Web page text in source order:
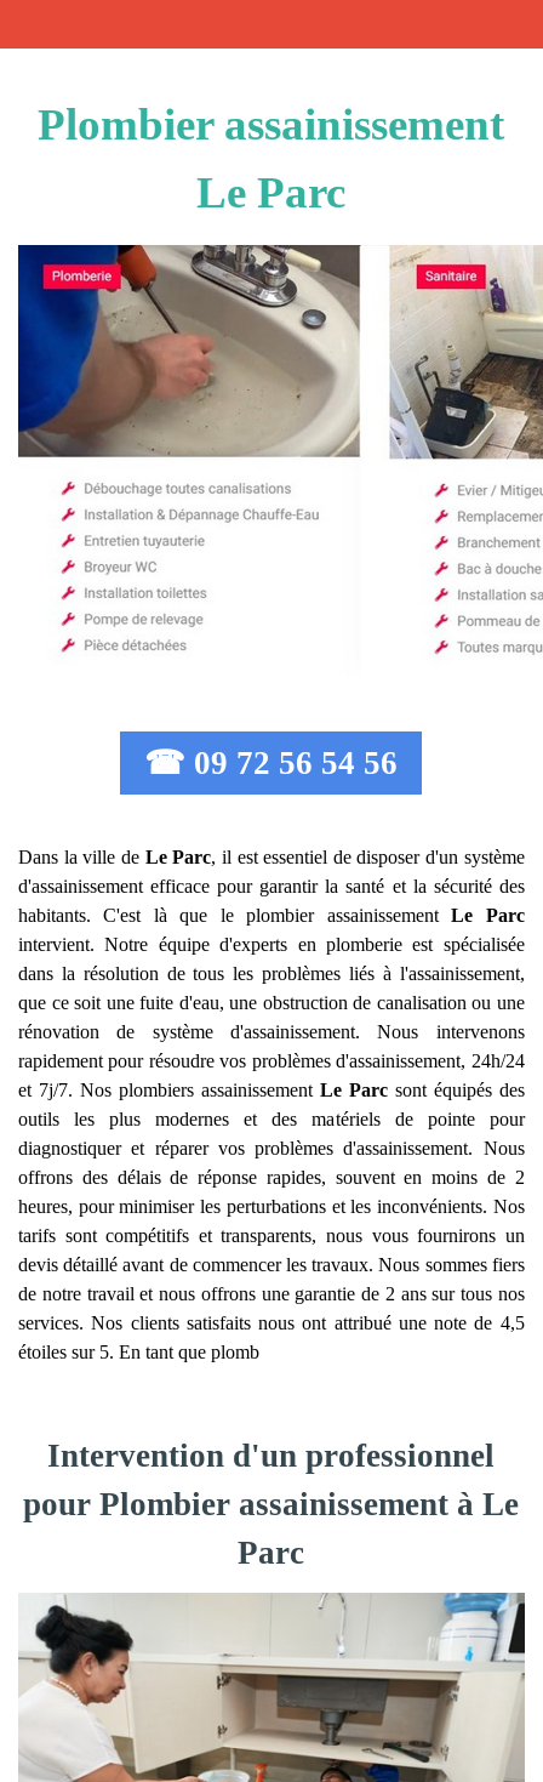
Plombier assainissement
Le Parc
☎ 09 72 56 54 56
Dans la ville de Le Parc, il est essentiel de disposer d'un système
d'assainissement efficace pour garantir la santé et la sécurité des
habitants. C'est là que le plombier assainissementLe Parc
intervient. Notre équipe d'experts en plomberie est spécialisée
dans la résolution de tous les problèmes liés à l'assainissement,
que ce soit une fuite d'eau, une obstruction de canalisation ou une
rénovation de système d'assainissement. Nous intervenons
rapidement pour résoudre vos problèmes d'assainissement, 24h/24
et 7j/7. Nos plombiers assainissement Le Parcsont équipés des
outils les plus modernes et des matériels de pointe pour
diagnostiquer et réparer vos problèmes d'assainissement. Nous
offrons des délais de réponse rapides, souvent en moins de 2
heures, pour minimiser les perturbations et les inconvénients. Nos
tarifs sont compétitifs et transparents, nous vous fournirons un
devis détaillé avant de commencer les travaux. Nous sommes fiers
de notre travail et nous offrons une garantie de 2 ans sur tous nos
services. Nos clients satisfaits nous ont attribué une note de 4,5
étoiles sur 5. En tant que plomb
Intervention d'un professionnel
pour Plombier assainissement à Le
Parc